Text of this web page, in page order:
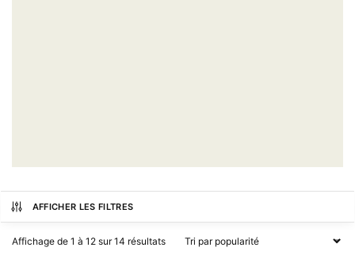
AFFICHER LES FILTRES
Affichage de 1 à 12 sur 14 résultats